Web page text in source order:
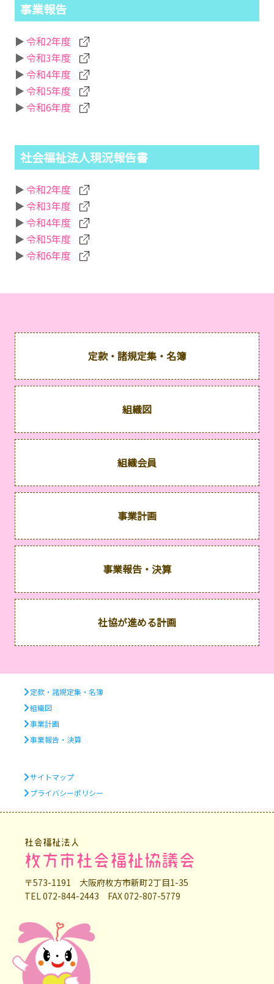
事業報告
令和2年度
令和3年度
令和4年度
令和5年度
令和6年度
社会福祉法人現況報告書
令和2年度
令和3年度
令和4年度
令和5年度
令和6年度
定款・諸規定集・名簿
組織図
組織会員
事業計画
事業報告・決算
社協が進める計画
定款・諸規定集・名簿
組織図
事業計画
事業報告・決算
サイトマップ
プライバシーポリシー
社会福祉法人
枚方市社会福祉協議会
〒573-1191 大阪府枚方市新町2丁目1-35
TEL 072-844-2443 FAX 072-807-5779